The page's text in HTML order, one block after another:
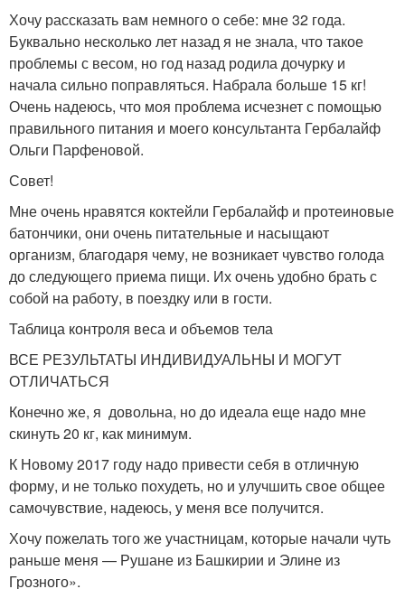
Хочу рассказать вам немного о себе: мне 32 года.
Буквально несколько лет назад я не знала, что такое
проблемы с весом, но год назад родила дочурку и
начала сильно поправляться. Набрала больше 15 кг!
Очень надеюсь, что моя проблема исчезнет с помощью
правильного питания и моего консультанта Гербалайф
Ольги Парфеновой.
Совет!
Мне очень нравятся коктейли Гербалайф и протеиновые
батончики, они очень питательные и насыщают
организм, благодаря чему, не возникает чувство голода
до следующего приема пищи. Их очень удобно брать с
собой на работу, в поездку или в гости.
Таблица контроля веса и объемов тела
ВСЕ РЕЗУЛЬТАТЫ ИНДИВИДУАЛЬНЫ И МОГУТ
ОТЛИЧАТЬСЯ
Конечно же, я довольна, но до идеала еще надо мне
скинуть 20 кг, как минимум.
К Новому 2017 году надо привести себя в отличную
форму, и не только похудеть, но и улучшить свое общее
самочувствие, надеюсь, у меня все получится.
Хочу пожелать того же участницам, которые начали чуть
раньше меня — Рушане из Башкирии и Элине из
Грозного».